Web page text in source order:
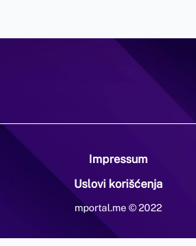
Impressum
Uslovi korišćenja
mportal.me © 2022